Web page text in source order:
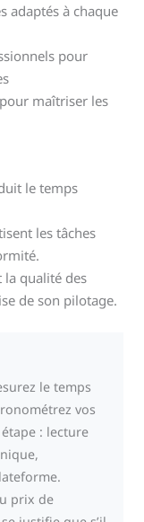
adaptés à chaque
pour
maîtriser les
le temps
les tâches
la qualité des
de son pilotage.
le temps
vos
: lecture
prix de